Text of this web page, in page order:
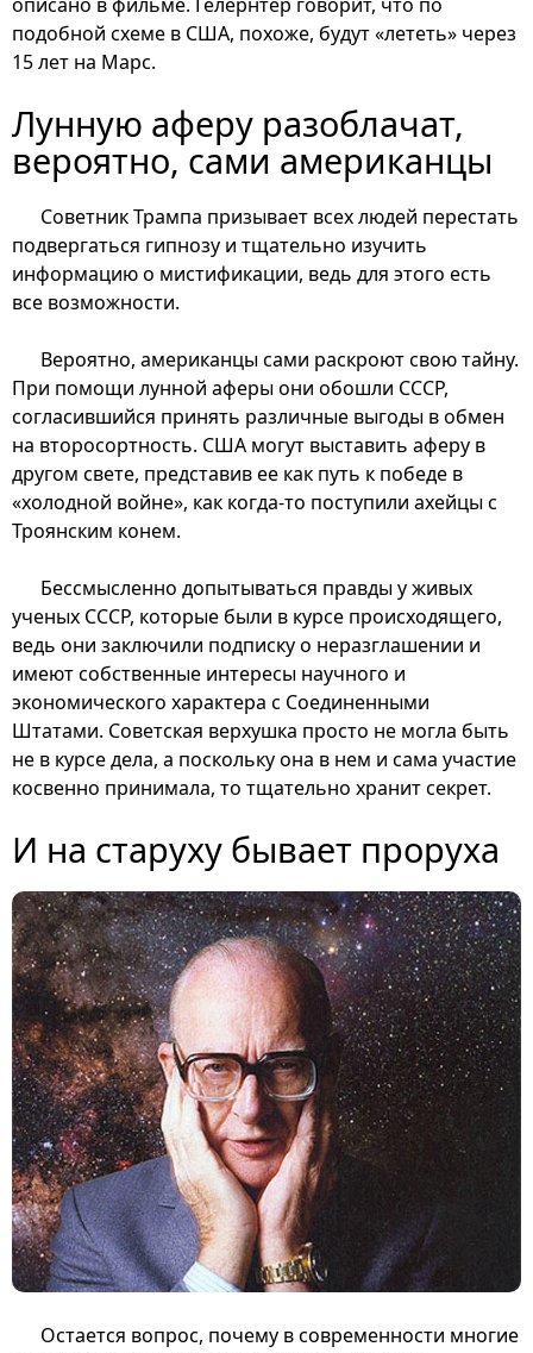
подобной схеме в США, похоже, будут «лететь» через
15 лет на Марс.
Лунную аферу разоблачат,
вероятно, сами американцы
Советник Трампа призывает всех людей перестать
подвергаться гипнозу и тщательно изучить
информацию о мистификации, ведь для этого есть
все возможности.
Вероятно, американцы сами раскроют свою тайну.
При помощи лунной аферы они обошли СССР,
согласившийся принять различные выгоды в обмен
на второсортность. США могут выставить аферу в
другом свете, представив ее как путь к победе в
«холодной войне», как когда-то поступили ахейцы с
Троянским конем.
Бессмысленно допытываться правды у живых
ученых СССР, которые были в курсе происходящего,
ведь они заключили подписку о неразглашении и
имеют собственные интересы научного и
экономического характера с Соединенными
Штатами. Советская верхушка просто не могла быть
не в курсе дела, а поскольку она в нем и сама участие
косвенно принимала, то тщательно хранит секрет.
И на старуху бывает проруха
Остается вопрос, почему в современности многие